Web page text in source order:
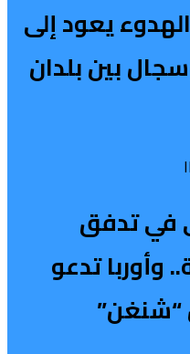
يعود إلى
بين بلدان
في تدفق
تدعو
“شنغن”